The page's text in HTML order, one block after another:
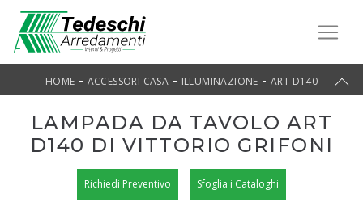
HOME - ACCESSORI CASA - ILLUMINAZIONE - ART D140
LAMPADA DA TAVOLO ART
D140 DI VITTORIO GRIFONI
Richiedi Preventivo Sfoglia i Cataloghi